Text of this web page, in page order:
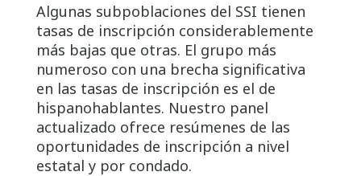
Algunas subpoblaciones del SSI tienen
tasas de inscripción considerablemente
más bajas que otras. El grupo más
numeroso con una brecha significativa
en las tasas de inscripción es el de
hispanohablantes. Nuestro panel
actualizado ofrece resúmenes de las
oportunidades de inscripción a nivel
estatal y por condado.